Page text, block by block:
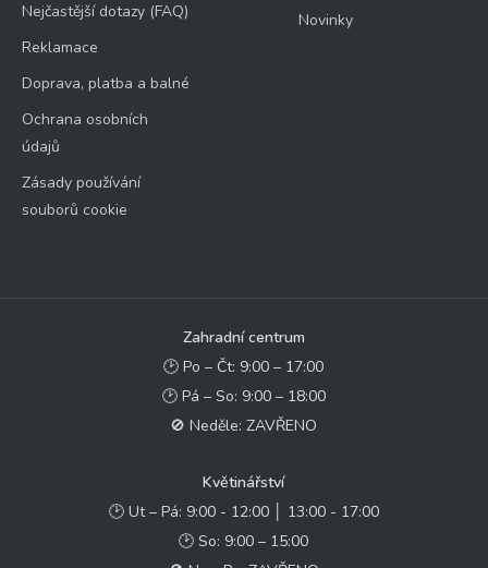
Nejčastější dotazy (FAQ)
Reklamace
Doprava, platba a balné
Ochrana osobních
údajů
Zásady používání
souborů cookie
Novinky
Zahradní centrum
🕑 Po – Čt: 9:00 – 17:00
🕑 Pá – So: 9:00 – 18:00
🚫 Neděle: ZAVŘENO
Květinářství
🕑 Ut – Pá: 9:00 - 12:00 │ 13:00 - 17:00
🕑 So: 9:00 – 15:00